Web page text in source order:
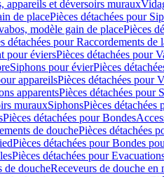
appareils et déversoirs muraux
de placePièces détachées pour
modèle gain de placePièces
détachées pour Raccordements de
pour éviersPièces détachées pour
Siphons pour évierPièces
appareilsPièces détachées pour
apparentsPièces détachées pour
murauxSiphonsPièces détachées
Pièces détachées pour Bondes
de douchePièces détachées
Pièces détachées pour Bondes
Pièces détachées pour
de doucheReceveurs de douche